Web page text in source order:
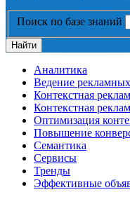
Поиск по базе знаний
Аналитика
Ведение
Контекстная
Контекстная
Оптимизация
Повышение
Семантика
Сервисы
Тренды
Эффективные